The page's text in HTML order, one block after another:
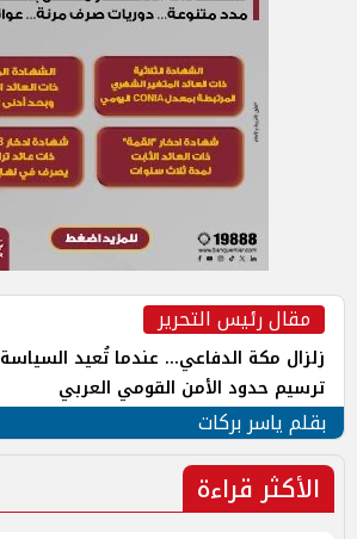
مقال رئيس التحرير
زلزال مكة الدفاعي... عندما تُعيد السياسة
ترسيم حدود الأمن القومي العربي
بقلم ياسر بركات
الأكثر قراءة